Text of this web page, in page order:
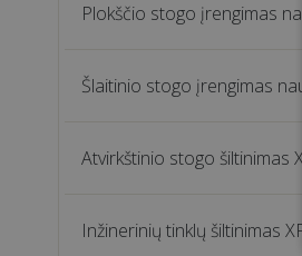
Plokščio stogo įrengimas
Šlaitinio stogo įrengimas
Atvirkštinio stogo šiltinimas
Inžinerinių tinklų šiltinimas